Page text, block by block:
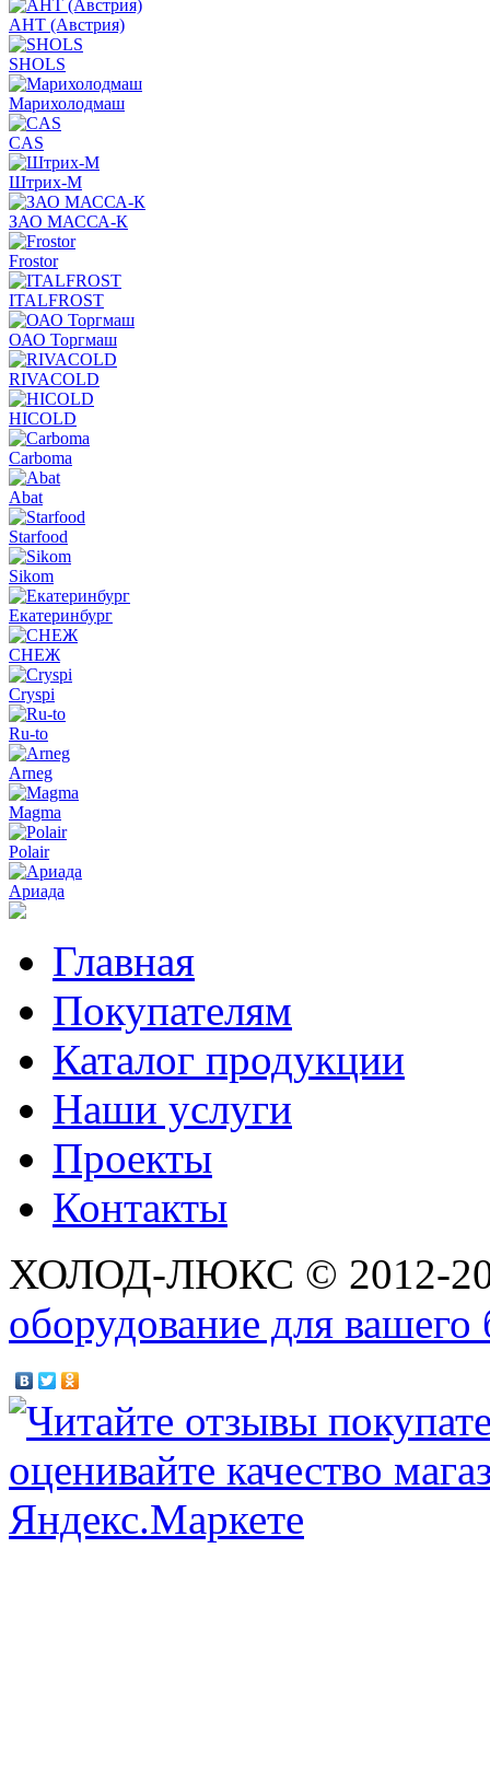
АНТ (Австрия)
SHOLS
Марихолодмаш
CAS
Штрих-М
ЗАО МАССА-К
Frostor
ITALFROST
ОАО Торгмаш
RIVACOLD
HICOLD
Carboma
Abat
Starfood
Sikom
Екатеринбург
СНЕЖ
Cryspi
Ru-to
Arneg
Magma
Polair
Ариада
Главная
Покупателям
Каталог продукции
Наши услуги
Проекты
Контакты
ХОЛОД-ЛЮКС © 2012-
оборудование для вашего